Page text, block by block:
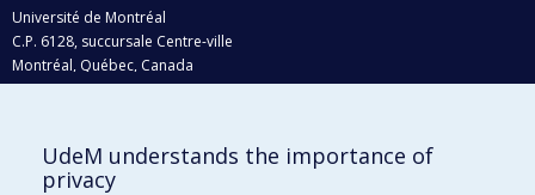
Université de Montréal
C.P. 6128, succursale Centre-ville
Montréal, Québec, Canada
H3C 3J7
Qui fait quoi?
UdeM understands the importance of
privacy